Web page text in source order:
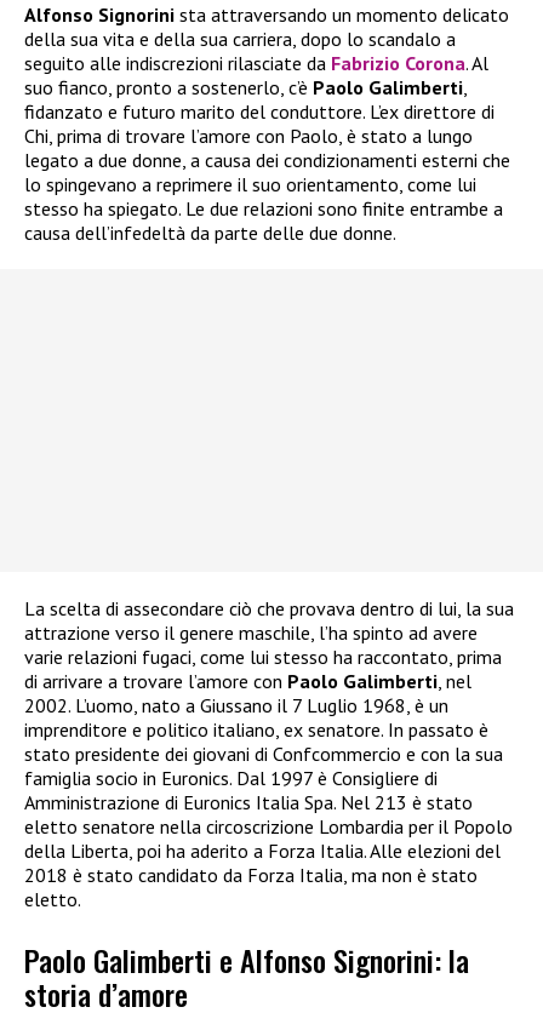
Alfonso Signorini sta attraversando un momento delicato
della sua vita e della sua carriera, dopo lo scandalo a
seguito alle indiscrezioni rilasciate da Fabrizio Corona. Al
suo fianco, pronto a sostenerlo, c’è Paolo Galimberti
fidanzato e futuro marito del conduttore. L’ex direttore di
Chi, prima di trovare l’amore con Paolo, è stato a lungo
legato a due donne, a causa dei condizionamenti esterni che
lo spingevano a reprimere il suo orientamento, come lui
stesso ha spiegato. Le due relazioni sono finite entrambe a
causa dell’infedeltà da parte delle due donne.
La scelta di assecondare ciò che provava dentro di lui, la sua
attrazione verso il genere maschile, l’ha spinto ad avere
varie relazioni fugaci, come lui stesso ha raccontato, prima
di arrivare a trovare l’amore con Paolo Galimberti , nel
2002. L’uomo, nato a Giussano il 7 Luglio 1968, è un
imprenditore e politico italiano, ex senatore. In passato è
stato presidente dei giovani di Confcommercio e con la sua
famiglia socio in Euronics. Dal 1997 è Consigliere di
Amministrazione di Euronics Italia Spa. Nel 213 è stato
eletto senatore nella circoscrizione Lombardia per il Popolo
della Liberta, poi ha aderito a Forza Italia. Alle elezioni del
2018 è stato candidato da Forza Italia, ma non è stato
eletto.
Paolo Galimberti e Alfonso Signorini: la
storia d’amore